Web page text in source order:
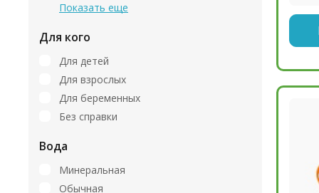
Показать еще
Для кого
Для детей
Для взрослых
Для беременных
Без справки
Вода
Минеральная
Обычная